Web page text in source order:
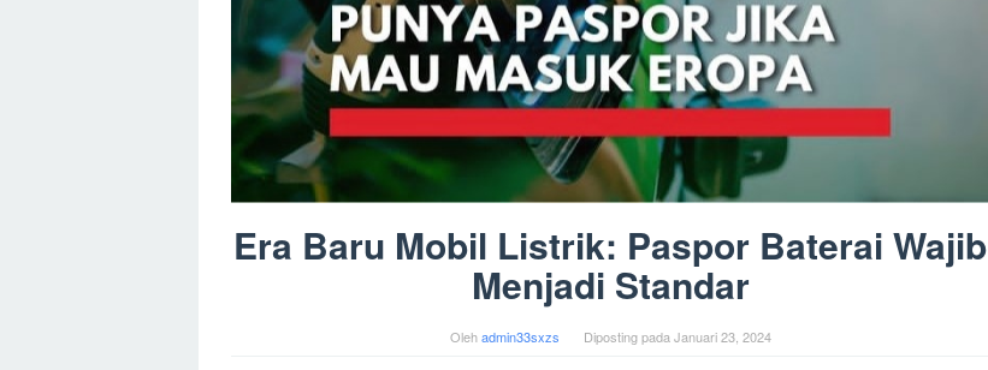
Era Baru Mobil Listrik: Paspor Baterai Wajib
Menjadi Standar
Olehadmin33sxzs Diposting padaJanuari 23, 2024